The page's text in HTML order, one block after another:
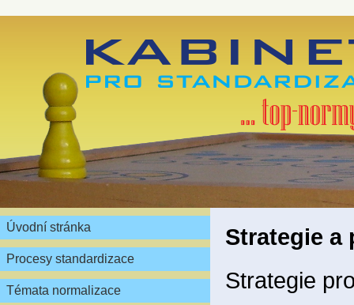
Úvodní stránka
Procesy standardizace
Témata normalizace
Strategie a
Strategie